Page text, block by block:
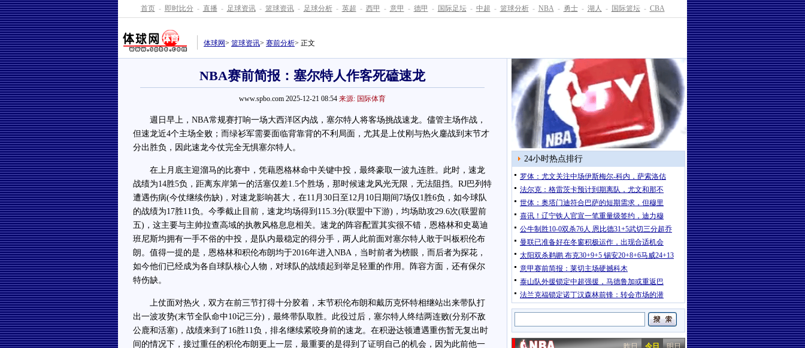
首页 - 即时比分 - 直播 - 足球资讯 - 篮球资讯 - 足球分析 - 英超 - 西甲 - 意甲 - 德甲 - 国际足坛 - 中超 - 篮球分析 - NBA - 勇士 - 湖人 - 国际篮坛 - CBA
体球网> 篮球资讯> 赛前分析> 正文
NBA赛前简报：塞尔特人作客死磕速龙
www.spbo.com 2025-12-21 08:54 来源: 国际体育
週日早上，NBA常规赛打响一场大西洋区内战，塞尔特人将客场挑战速龙。儘管主场作战，
但速龙近4个主场全败；而绿衫军需要面临背靠背的不利局面，尤其是上仗刚与热火鏖战到末节才
分出胜负，因此速龙今仗完全无惧塞尔特人。
在上月底主迎溜马的比赛中，凭藉恩格林命中关键中投，最终豪取一波九连胜。此时，速龙
战绩为14胜5负，距离东岸第一的活塞仅差1.5个胜场，那时候速龙风光无限，无法阻挡。RJ巴列特
遭遇伤病(今仗继续伤缺)，对速龙影响甚大，在11月30日至12月10日期间7场仅1胜6负，如今球队
的战绩为17胜11负。今季截止目前，速龙均场得到115.3分(联盟中下游)，均场助攻29.6次(联盟前
五)，这主要与主帅拉查高域的执教风格息息相关。速龙的阵容配置其实很不错，恩格林和史葛迪
班尼斯均拥有一手不俗的中投，是队内最稳定的得分手，两人此前面对塞尔特人敢于叫板积伦布
朗。值得一提的是，恩格林和积伦布朗均于2016年进入NBA，当时前者为榜眼，而后者为探花，
如今他们已经成为各自球队核心人物，对球队的战绩起到举足轻重的作用。阵容方面，还有保尔
特伤缺。
上仗面对热火，双方在前三节打得十分胶着，末节积伦布朗和戴历克怀特相继站出来带队打
出一波攻势(末节全队命中10记三分)，最终带队取胜。此役过后，塞尔特人终结两连败(分别不敌
公鹿和活塞)，战绩来到了16胜11负，排名继续紧咬身前的速龙。在积逊达顿遭遇重伤暂无复出时
间的情况下，接过重任的积伦布朗更上一层，最重要的是得到了证明自己的机会，因为此前他一
24小时热点排行
罗体：尤文关注中场伊斯梅尔-科内，萨索洛估
法尔克：格雷茨卡预计到期离队，尤文和那不
世体：奥塔门迪符合巴萨的短期需求，但穆里
喜讯！辽宁铁人官宣一笔重量级签约，迪力穆
公牛制胜10-0双杀76人 恩比德31+5武切三分超乔
曼联已准备好在冬窗积极运作，出现合适机会
太阳双杀鹈鹕 布克30+9+5 锡安20+8+6马威24+13
意甲赛前简报：莱切主场硬撼科木
泰山队外援锁定中超强援，马德鲁加或重返巴
法兰克福锁定诺丁汉森林前锋：转会市场的潜
昨日 今日 明日